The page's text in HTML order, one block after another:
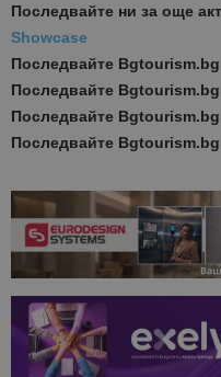
Последвайте ни за още
Showcase
Последвайте
Последвайте
Последвайте
Последвайте